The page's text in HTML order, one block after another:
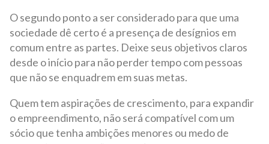
O segundo ponto a ser considerado para que uma
sociedade dê certo é a presença de desígnios em
comum entre as partes. Deixe seus objetivos claros
desde o início para não perder tempo com pessoas
que não se enquadrem em suas metas.
Quem tem aspirações de crescimento, para expandir
o empreendimento, não será compatível com um
sócio que tenha ambições menores ou medo de